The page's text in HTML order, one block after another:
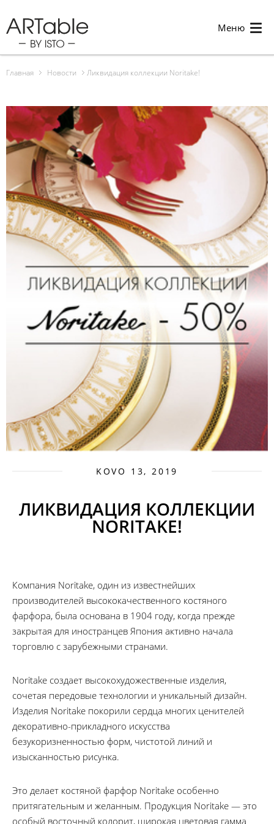
Меню
Главная Новости Ликвидация коллекции Noritake!
KOVO 13, 2019
ЛИКВИДАЦИЯ КОЛЛЕКЦИИ
NORITAKE!
Компания Noritake, один из известнейших
производителей высококачественного костяного
фарфора, была основана в 1904 году, когда прежде
закрытая для иностранцев Япония активно начала
торговлю с зарубежными странами.
Noritake создает высокохудожественные изделия,
сочетая передовые технологии и уникальный дизайн.
Изделия Noritake покорили сердца многих ценителей
декоративно-прикладного искусства
безукоризненностью форм, чистотой линий и
изысканностью рисунка.
Это делает костяной фарфор Noritake особенно
притягательным и желанным. Продукция Noritake — это
особый восточный колорит, широкая цветовая гамма